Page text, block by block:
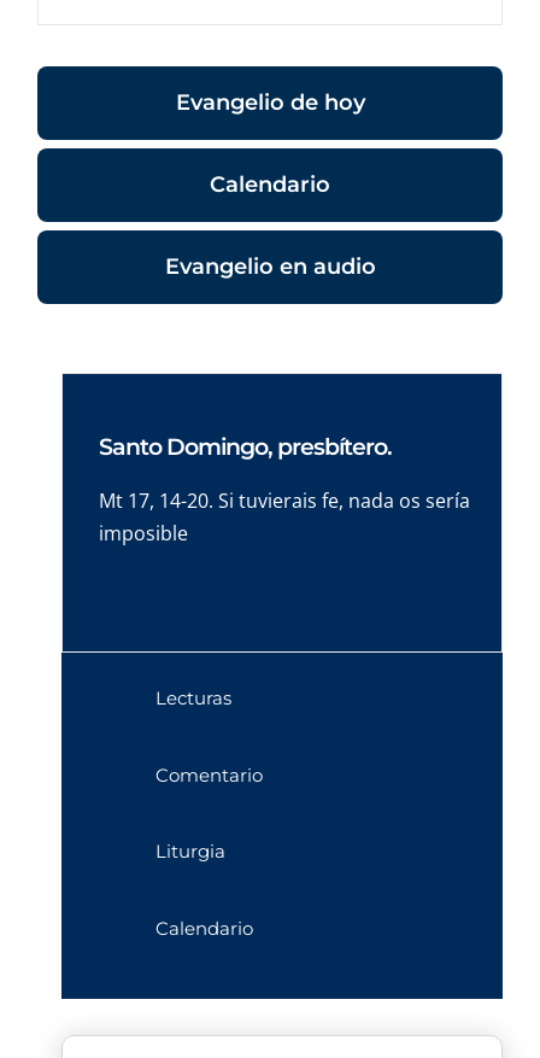
Evangelio de hoy
Calendario
Evangelio en audio
Santo Domingo, presbítero.
Mt 17, 14-20. Si tuvierais fe, nada os sería
imposible
Lecturas
Comentario
Liturgia
Calendario